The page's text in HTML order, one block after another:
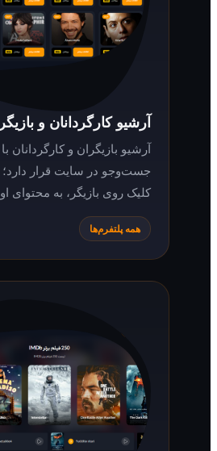
آرشیو کارگردانان و
آرشیو بازیگران و کارگردانان
جست‌وجو در سایت قرار دارد؛
کلیک روی بازیگر، به محتوای
همه پلتفرم‌ها